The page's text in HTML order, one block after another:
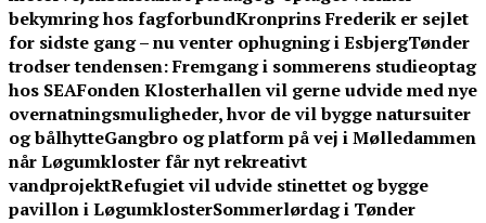
bekymring hos fagforbundKronprins Frederik er sejlet
for sidste gang – nu venter ophugning i EsbjergTønder
trodser tendensen: Fremgang i sommerens studieoptag
hos SEAFonden Klosterhallen vil gerne udvide med nye
overnatningsmuligheder, hvor de vil bygge natursuiter
og bålhytteGangbro og platform på vej i Mølledammen
når Løgumkloster får nyt rekreativt
vandprojektRefugiet vil udvide stinettet og bygge
pavillon i LøgumklosterSommerlørdag i Tønder